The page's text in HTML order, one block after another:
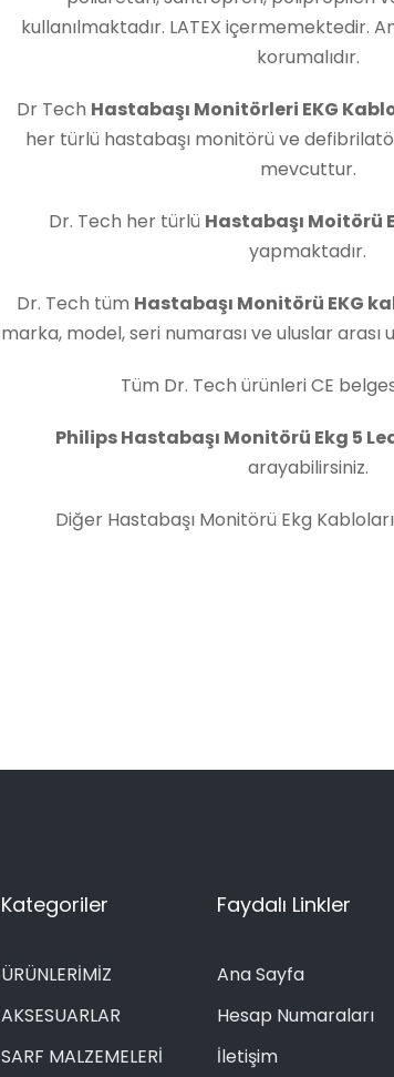
kullanılmaktadır. LATEX içermemektedir.
korumalıdır.
Dr Tech Hastabaşı Monitörleri EKG
her türlü hastabaşı monitörü ve
mevcuttur.
Dr. Tech her türlü Hastabaşı Moitörü
yapmaktadır.
Dr. Tech tüm Hastabaşı Monitörü EKG
marka, model, seri numarası ve uluslar
Tüm Dr. Tech ürünleri CE
Philips Hastabaşı Monitörü Ekg 5
arayabilirsiniz.
Diğer Hastabaşı Monitörü Ekg
Kategoriler
ÜRÜNLERİMİZ
AKSESUARLAR
SARF MALZEMELERİ
Faydalı Linkler
Ana Sayfa
Hesap Numaraları
İletişim